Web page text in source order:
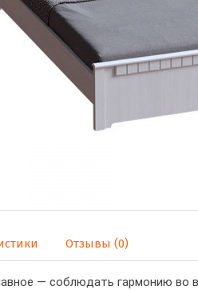
Отзывы (0)
— соблюдать гармонию